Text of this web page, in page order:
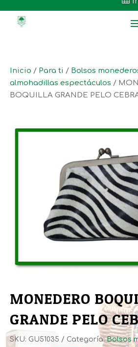
Inicio / Para ti / Bolsos
almohadillas espectáculos /
BOQUILLA GRANDE PELO
MONEDERO
GRANDE PELO
SKU: GU51035 Categoría:Bolsos